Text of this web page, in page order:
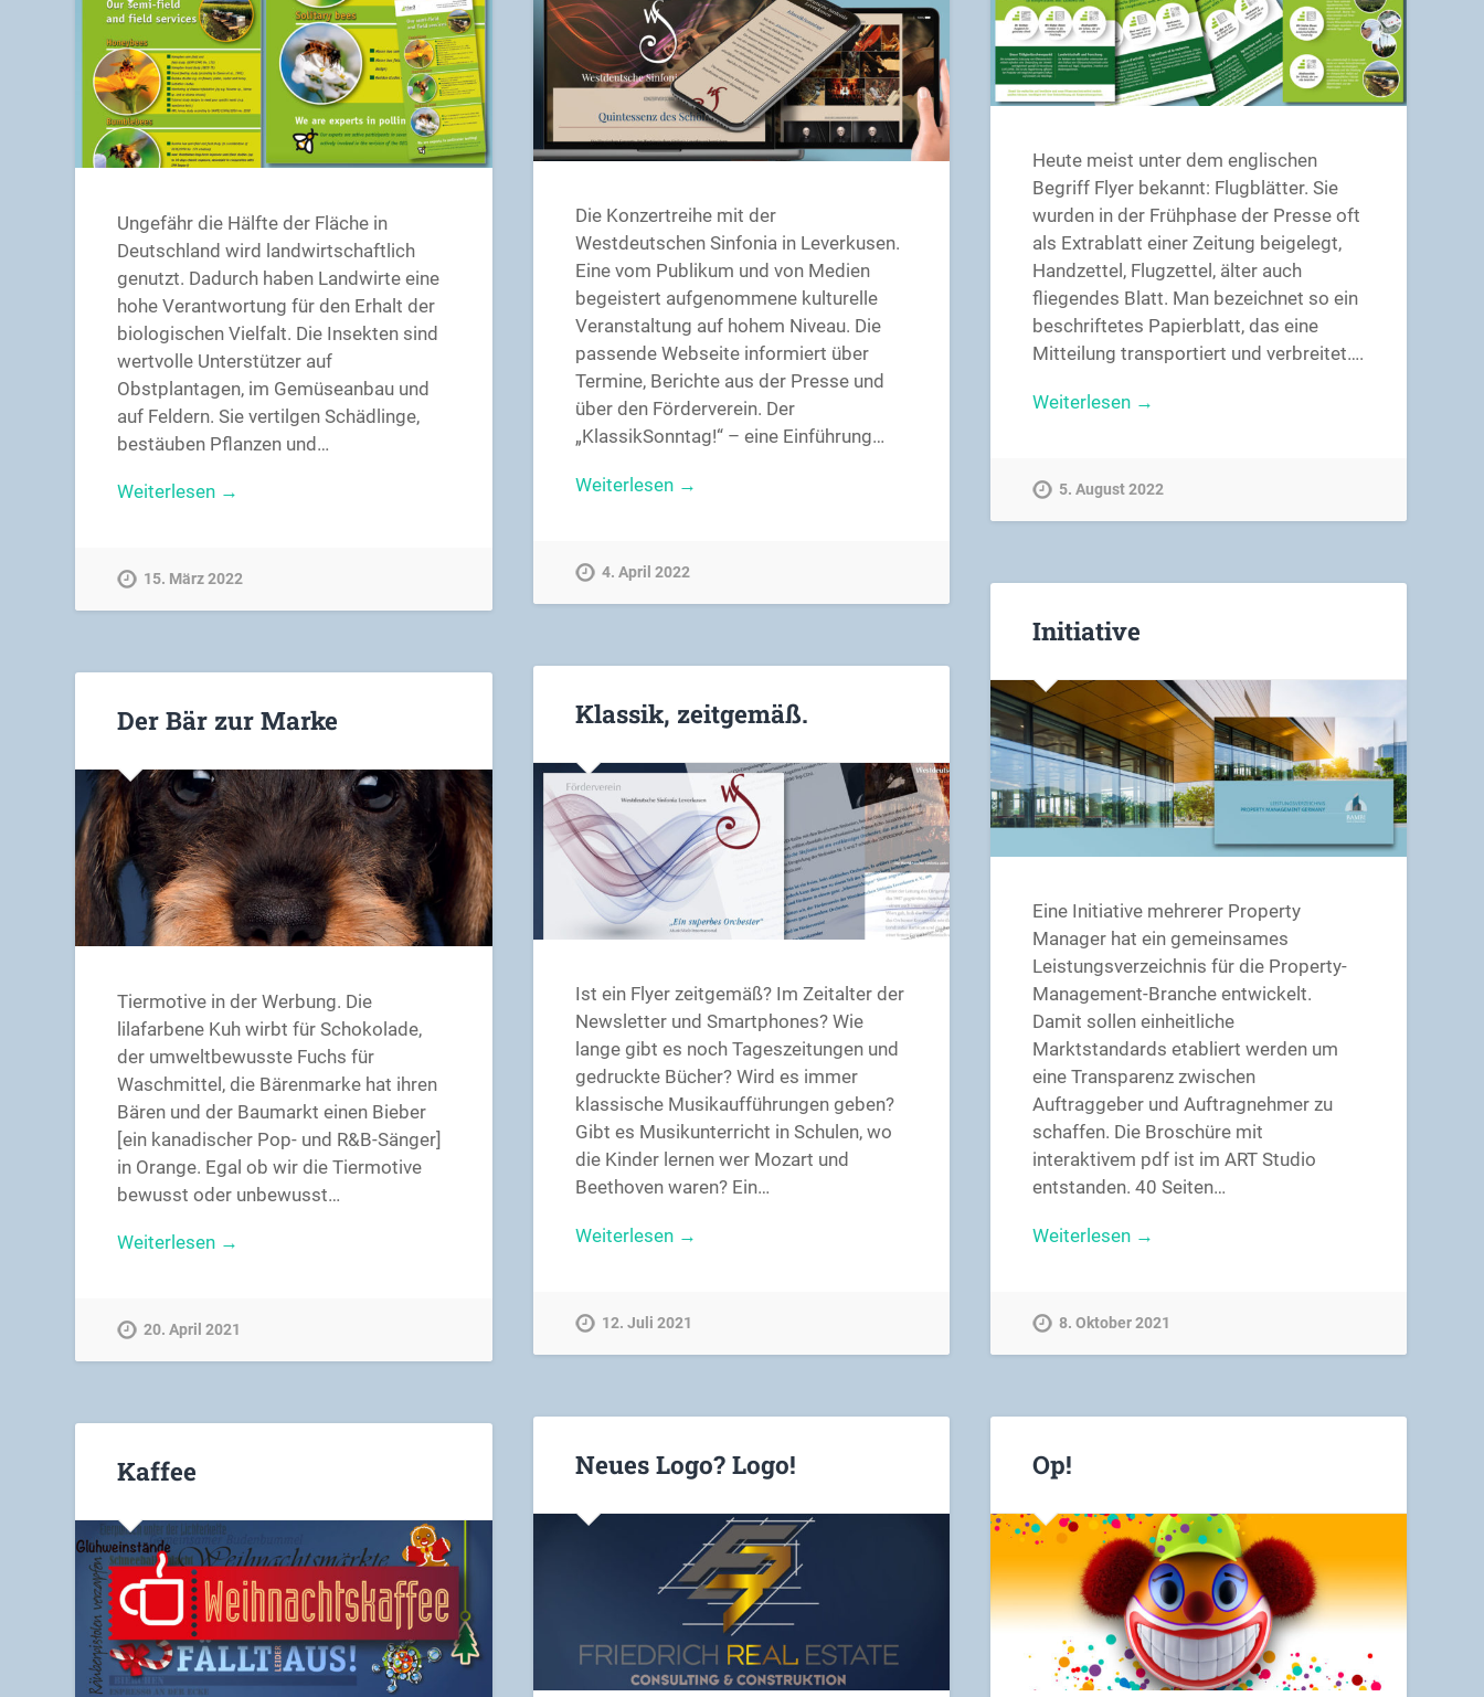
Heute meist unter dem englischen
Begriff Flyer bekannt: Flugblätter. Sie
wurden in der Frühphase der Presse oft
als Extrablatt einer Zeitung beigelegt,
Handzettel, Flugzettel, älter auch
fliegendes Blatt. Man bezeichnet so ein
beschriftetes Papierblatt, das eine
Mitteilung transportiert und verbreitet….
Weiterlesen →
5. August 2022
Die Konzertreihe mit der
Westdeutschen Sinfonia in Leverkusen.
Eine vom Publikum und von Medien
begeistert aufgenommene kulturelle
Veranstaltung auf hohem Niveau. Die
passende Webseite informiert über
Termine, Berichte aus der Presse und
über den Förderverein. Der
„KlassikSonntag!“ – eine Einführung…
Weiterlesen →
4. April 2022
Ungefähr die Hälfte der Fläche in
Deutschland wird landwirtschaftlich
genutzt. Dadurch haben Landwirte eine
hohe Verantwortung für den Erhalt der
biologischen Vielfalt. Die Insekten sind
wertvolle Unterstützer auf
Obstplantagen, im Gemüseanbau und
auf Feldern. Sie vertilgen Schädlinge,
bestäuben Pflanzen und…
Weiterlesen →
15. März 2022
Initiative
Eine Initiative mehrerer Property
Manager hat ein gemeinsames
Leistungsverzeichnis für die Property-
Management-Branche entwickelt.
Damit sollen einheitliche
Marktstandards etabliert werden um
eine Transparenz zwischen
Auftraggeber und Auftragnehmer zu
schaffen. Die Broschüre mit
interaktivem pdf ist im ART Studio
entstanden. 40 Seiten…
Weiterlesen →
8. Oktober 2021
Klassik, zeitgemäß.
Ist ein Flyer zeitgemäß? Im Zeitalter der
Newsletter und Smartphones? Wie
lange gibt es noch Tageszeitungen und
gedruckte Bücher? Wird es immer
klassische Musikaufführungen geben?
Gibt es Musikunterricht in Schulen, wo
die Kinder lernen wer Mozart und
Beethoven waren? Ein…
Weiterlesen →
12. Juli 2021
Der Bär zur Marke
Tiermotive in der Werbung. Die
lilafarbene Kuh wirbt für Schokolade,
der umweltbewusste Fuchs für
Waschmittel, die Bärenmarke hat ihren
Bären und der Baumarkt einen Bieber
[ein kanadischer Pop- und R&B-Sänger]
in Orange. Egal ob wir die Tiermotive
bewusst oder unbewusst…
Weiterlesen →
20. April 2021
Neues Logo? Logo! Op!
Kaffee